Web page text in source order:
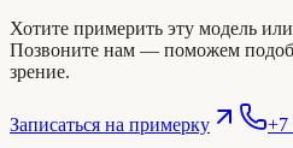
Хотите примерить эту модель
Позвоните нам — поможем
зрение.
Записаться на примерку
+7